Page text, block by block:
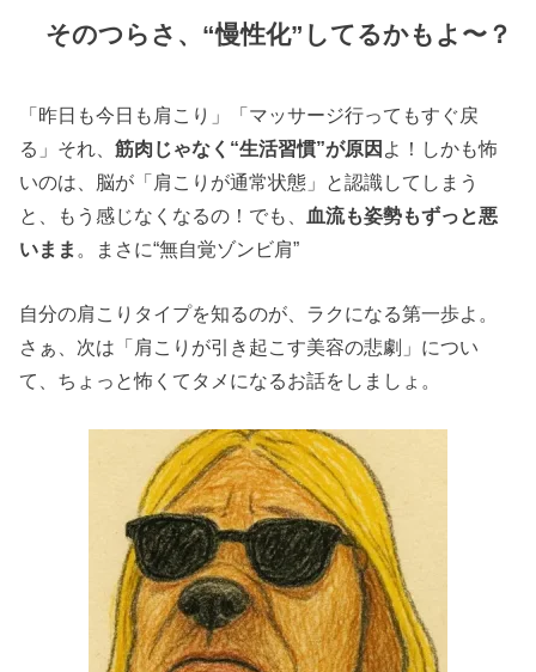
そのつらさ、“慢性化”してるかもよ〜？
「昨日も今日も肩こり」「マッサージ行ってもすぐ戻
る」それ、筋肉じゃなく“生活習慣”が原因 よ！しかも怖
いのは、脳が「肩こりが通常状態」と認識してしまう
と、もう感じなくなるの！でも、 血流も姿勢もずっと悪
いまま 。まさに“無自覚ゾンビ肩”
自分の肩こりタイプを知るのが、ラクになる第一歩よ。
さぁ、次は「肩こりが引き起こす美容の悲劇」につい
て、ちょっと怖くてタメになるお話をしましょ。